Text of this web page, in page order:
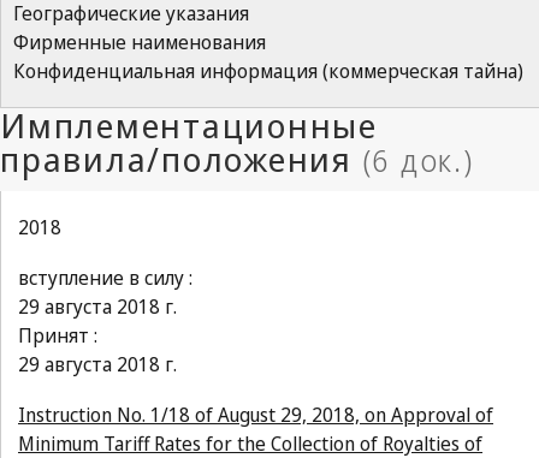
Географические указания
Фирменные наименования
Конфиденциальная информация (коммерческая тайна)
2018
вступление в силу :
29 августа 2018 г.
Принят :
29 августа 2018 г.
Instruction No. 1/18 of August 29, 2018, on Approval of
Minimum Tariff Rates for the Collection of Royalties of